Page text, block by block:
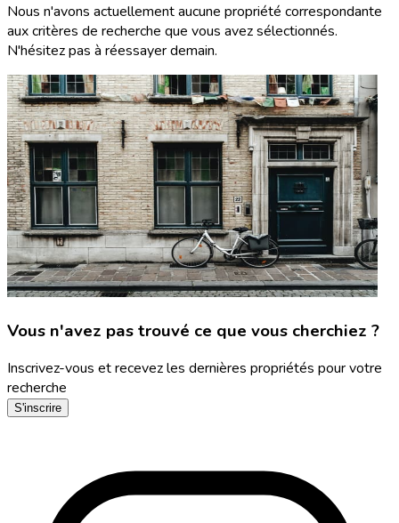
Nous n'avons actuellement aucune propriété correspondante
aux critères de recherche que vous avez sélectionnés.
N'hésitez pas à réessayer demain.
Vous n'avez pas trouvé ce que vous cherchiez ?
Inscrivez-vous et recevez les dernières propriétés pour votre
recherche
S'inscrire